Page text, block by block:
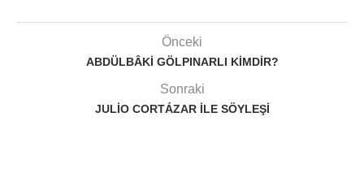
Önceki
ABDÜLBÂKI GÖLPINARLI KIMDIR?
Sonraki
JULIO CORTÁZAR ILE SÖYLEŞI